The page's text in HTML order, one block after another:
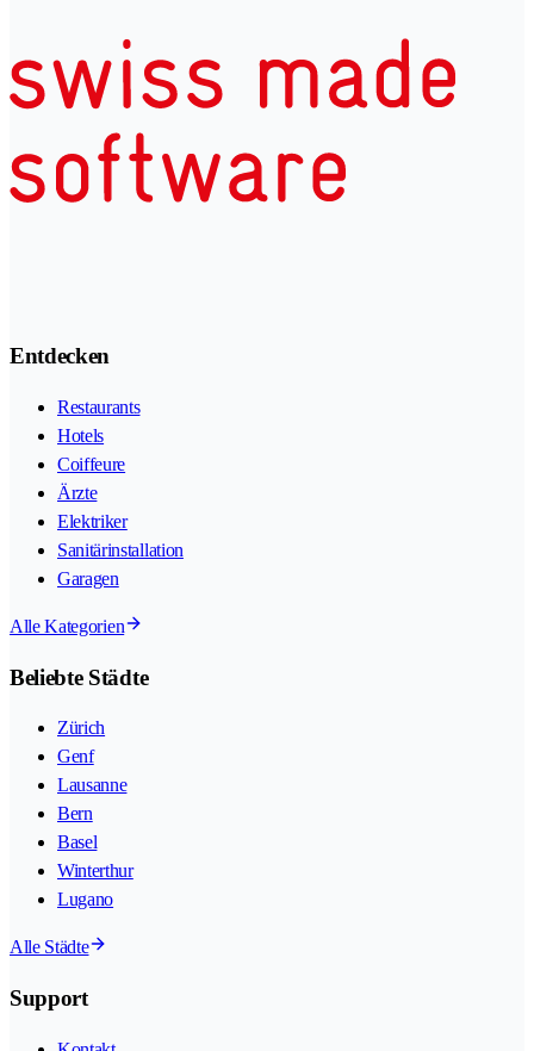
Entdecken
Restaurants
Hotels
Coiffeure
Ärzte
Elektriker
Sanitärinstallation
Garagen
Alle Kategorien
Beliebte Städte
Zürich
Genf
Lausanne
Bern
Basel
Winterthur
Lugano
Alle Städte
Support